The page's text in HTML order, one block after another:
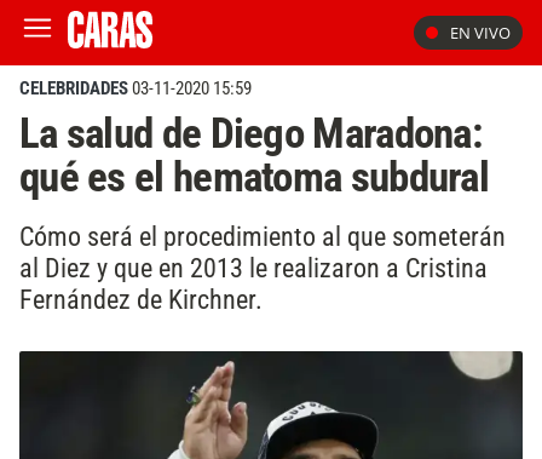
EN VIVO
CELEBRIDADES03-11-2020 15:59
La salud de Diego Maradona:
qué es el hematoma subdural
Cómo será el procedimiento al que someterán
al Diez y que en 2013 le realizaron a Cristina
Fernández de Kirchner.